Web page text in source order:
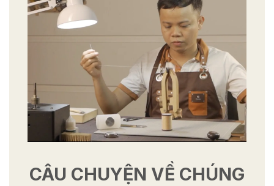
CÂU CHUYỆN VỀ CHÚNG